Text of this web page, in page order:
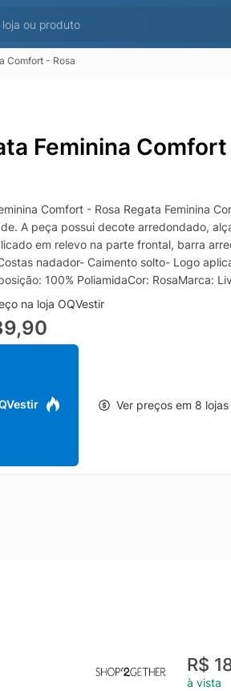
Comfort - Rosa
Feminina Comfort
Comfort - Rosa Regata Feminina
A peça possui decote arredondado,
em relevo na parte frontal, barra
nadador- Caimento solto- Logo
100% PoliamidaCor: RosaMarca:
na loja OQVestir
Ver preços em 8 lojas
R$
à vista